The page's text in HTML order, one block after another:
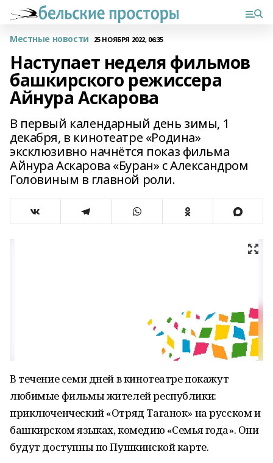
Местные новости 25 НОЯБРЯ 2022, 06:35
Наступает неделя фильмов
башкирского режиссера
Айнура Аскарова
В первый календарный день зимы, 1
декабря, в кинотеатре «Родина»
эксклюзивно начнётся показ фильма
Айнура Аскарова «Буран» с Александром
Головиным в главной роли.
В течение семи дней в кинотеатре покажут
любимые фильмы жителей республики:
приключенческий «Отряд Таганок» на русском и
башкирском языках, комедию «Семья года». Они
будут доступны по Пушкинской карте.